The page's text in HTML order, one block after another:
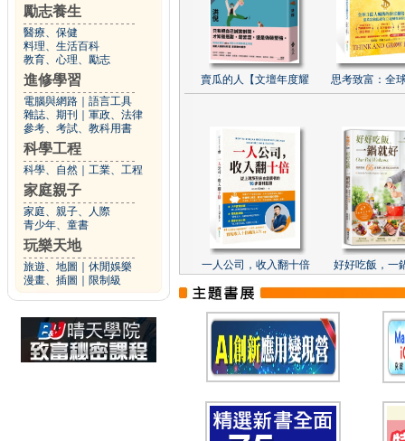
勵志養生
醫療、保健
料理、生活百科
教育、心理、勵志
進修學習
電腦與網路
語言工具
雜誌、期刊
軍政、法律
參考、考試、教科用書
科學工程
科學、自然 工業、工程
家庭親子
家庭、親子、人際
青少年、童書
玩樂天地
旅遊、地圖
休閒娛樂
漫畫、插圖
限制級
賣瓜的人【文壇年度耀 思考致富：全
一人公司，收入翻十倍 好好吃飯，一